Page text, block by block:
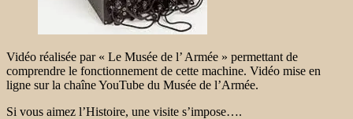
Vidéo réalisée par « Le Musée de l’ Armée » permettant de
comprendre le fonctionnement de cette machine. Vidéo mise en
ligne sur la chaîne YouTube du Musée de l’Armée.
Si vous aimez l’Histoire, une visite s’impose….